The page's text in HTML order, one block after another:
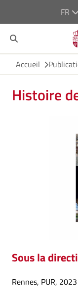
FR
Accueil
Histoire
Sous la
Rennes, PUR,